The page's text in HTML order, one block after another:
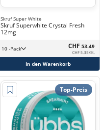
Skruf Super White
Skruf Superwhite Crystal Fresh
12mg
10 -Pack CHF 53.49
CHF 5.35/St.
In den Warenkorb
Top-Preis